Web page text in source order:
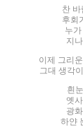
찬
후회
누
지
이제 그리
그대 생각
흰
옛
광
하얀